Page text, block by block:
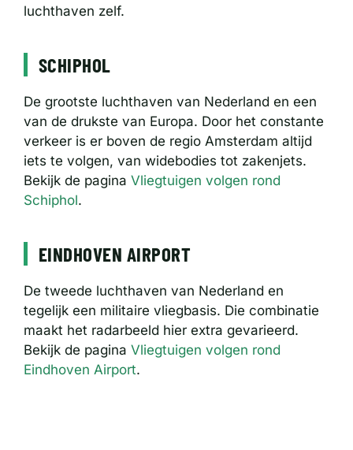
luchthaven zelf.
SCHIPHOL
De grootste luchthaven van Nederland en een
van de drukste van Europa. Door het constante
verkeer is er boven de regio Amsterdam altijd
iets te volgen, van widebodies tot zakenjets.
Bekijk de pagina Vliegtuigen volgen rond
Schiphol.
EINDHOVEN AIRPORT
De tweede luchthaven van Nederland en
tegelijk een militaire vliegbasis. Die combinatie
maakt het radarbeeld hier extra gevarieerd.
Bekijk de pagina Vliegtuigen volgen rond
Eindhoven Airport.